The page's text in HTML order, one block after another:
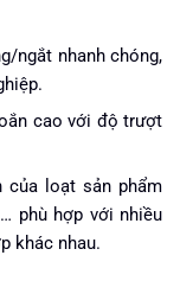
ngắt nhanh chóng,
cao với độ trượt
của loạt sản phẩm
phù hợp với nhiều
khác nhau.